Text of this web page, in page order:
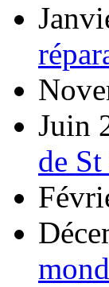
Juin
de